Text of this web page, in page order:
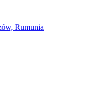
Rumunia